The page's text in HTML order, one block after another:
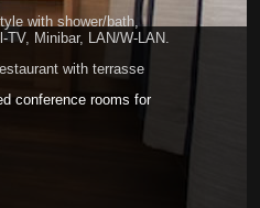
with shower/bath,
TV, Minibar, LAN/W-LAN.
with terrasse
conference rooms for